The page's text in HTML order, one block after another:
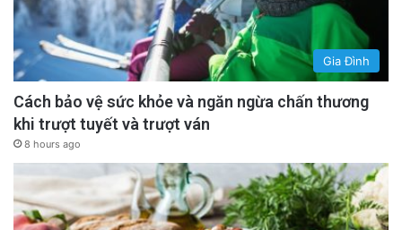
Gia Đình
Cách bảo vệ sức khỏe và ngăn ngừa chấn thương
khi trượt tuyết và trượt ván
8 hours ago